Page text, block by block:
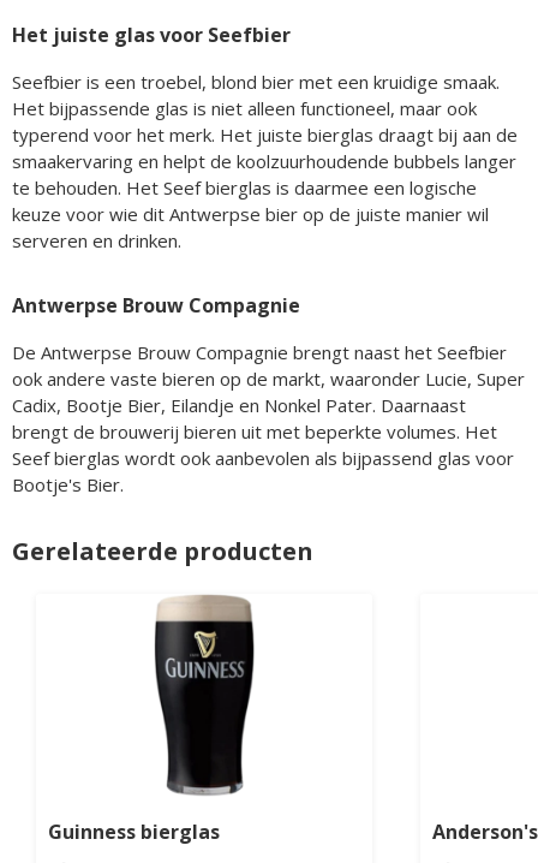
Het juiste glas voor Seefbier
Seefbier is een troebel, blond bier met een kruidige smaak.
Het bijpassende glas is niet alleen functioneel, maar ook
typerend voor het merk. Het juiste bierglas draagt bij aan de
smaakervaring en helpt de koolzuurhoudende bubbels langer
te behouden. Het Seef bierglas is daarmee een logische
keuze voor wie dit Antwerpse bier op de juiste manier wil
serveren en drinken.
Antwerpse Brouw Compagnie
De Antwerpse Brouw Compagnie brengt naast het Seefbier
ook andere vaste bieren op de markt, waaronder Lucie, Super
Cadix, Bootje Bier, Eilandje en Nonkel Pater. Daarnaast
brengt de brouwerij bieren uit met beperkte volumes. Het
Seef bierglas wordt ook aanbevolen als bijpassend glas voor
Bootje's Bier.
Gerelateerde producten
Guinness bierglas